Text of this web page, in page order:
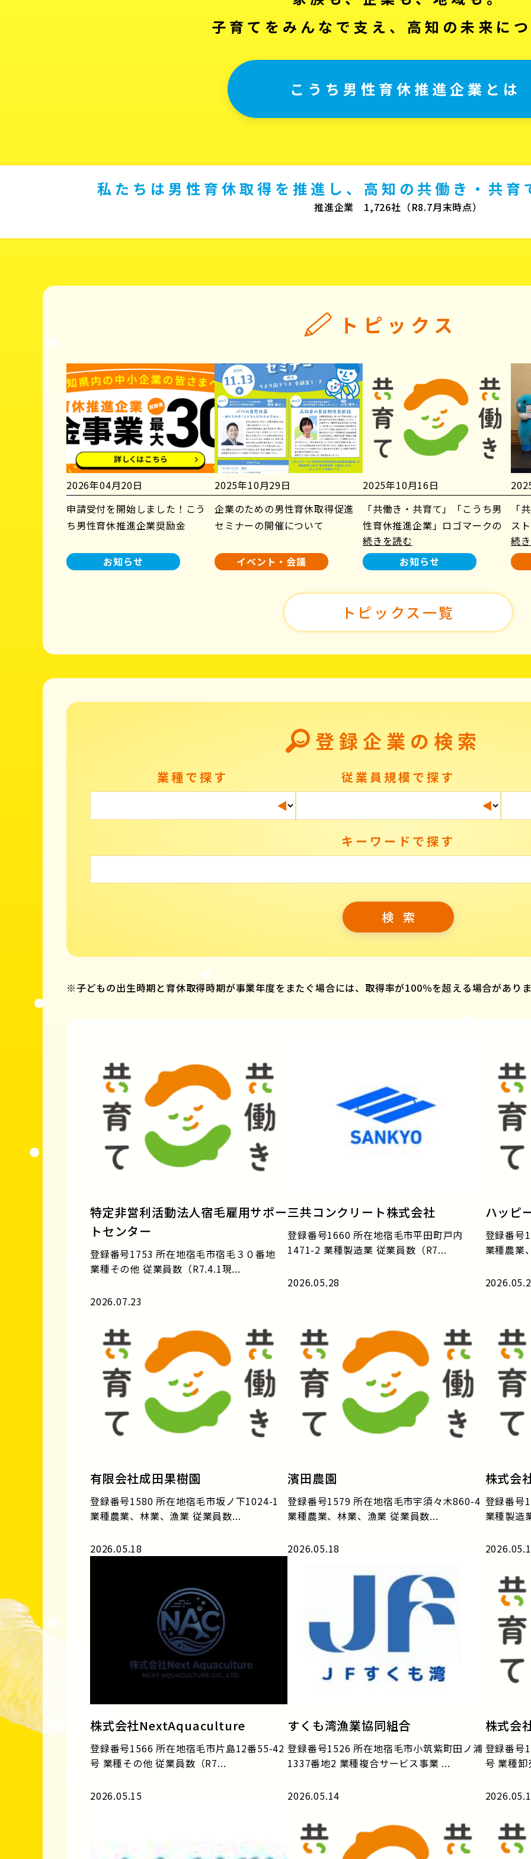
子育てをみんなで支え、高知の未来に
こうち男性育休推進企業とは
私たちは男性育休取得を推進し、高知の共働き・共育
推進企業 1,726社（R8.7月末時点）
トピックス
2026年04月20日
申請受付を開始しました！こう
ち男性育休推進企業奨励金
お知らせ
2025年10月29日
企業のための男性育休取得促進
セミナーの開催について
イベント・会議
2025年10月16日
「共働き・共育て」「こうち男
性育休推進企業」ロゴマークの
使用について
続きを読む
お知らせ
「
ス
た！
続
トピックス一覧
登録企業の検索
業種で探す 従業員規模で探す
キーワードで探す
※子どもの出生時期と育休取得時期が事業年度をまたぐ場合には、取得率が100％を超える場合があり
特定非営利活動法人宿毛雇用サポー
トセンター
登録番号1753 所在地宿毛市宿毛３０番地
業種その他 従業員数（R7.4.1現...
2026.07.23
三共コンクリート株式会社
登録番号1660 所在地宿毛市平田町戸内
1471-2 業種製造業 従業員数（R7...
2026.05.28
ハッピ
登録番号
業種農業
有限会社成田果樹園
登録番号1580 所在地宿毛市坂ノ下1024-1
業種農業、林業、漁業 従業員数...
2026.05.18
濱田農園
登録番号1579 所在地宿毛市宇須々木860-4
業種農業、林業、漁業 従業員数...
2026.05.18
株式会
登録番号
業種製造
株式会社NextAquaculture
登録番号1566 所在地宿毛市片島12番55-42
号 業種その他 従業員数（R7...
2026.05.15
すくも湾漁業協同組合
登録番号1526 所在地宿毛市小筑紫町田ノ浦
1337番地2 業種複合サービス事業 ...
2026.05.14
株式会
登録番号
号 業種